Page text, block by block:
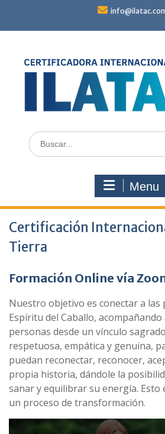
content
Search
for:
Menu
Certificación
Tierra
Formación Online vía
Nuestro objetivo es conectar a las
Espíritu del Caballo, acompañando
personas desde un vínculo
respetuosa, empática y genuina,
puedan reconectar, reconocer,
propia historia, dándole la
sanar y equilibrar su energía. Esto
un proceso de transformación.